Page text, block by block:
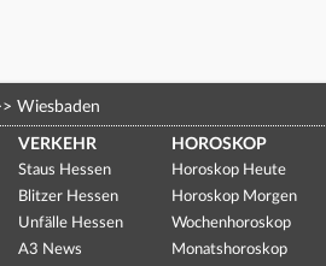
Wiesbaden
VERKEHR
Staus Hessen
Blitzer Hessen
Unfälle Hessen
A3 News
HOROSKOP
Horoskop Heute
Horoskop Morgen
Wochenhoroskop
Monatshoroskop